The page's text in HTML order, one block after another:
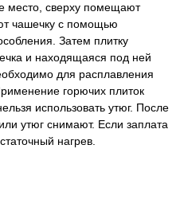
место, сверху помещают
чашечку с помощью
Затем плитку
и находящаяся под ней
для расплавления
горючих плиток
использовать утюг. После
утюг снимают. Если заплата
нагрев.